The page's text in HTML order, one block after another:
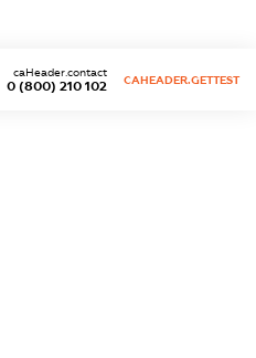
0 (800) 210 102
caHeader.contact
CAHEADER.GETTEST